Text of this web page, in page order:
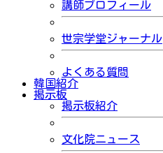
講師プロフィール
世宗学堂ジャーナル
よくある質問
韓国紹介
掲示板
掲示板紹介
文化院ニュース